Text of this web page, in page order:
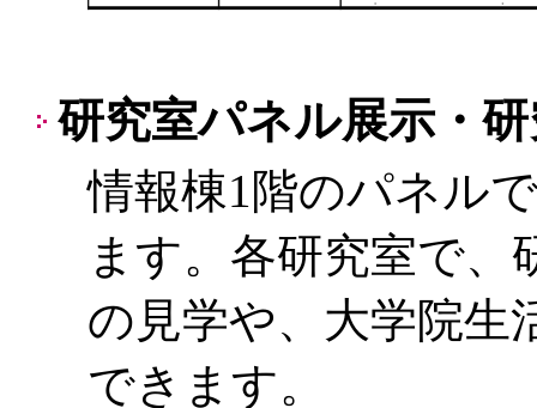
研究室パネル展示・
情報棟1階のパネル
ます。各研究室で
の見学や、大学院生
できます。